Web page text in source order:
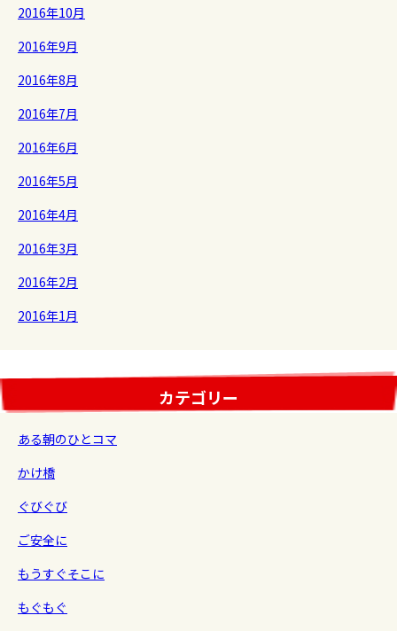
2016年10月
2016年9月
2016年8月
2016年7月
2016年6月
2016年5月
2016年4月
2016年3月
2016年2月
2016年1月
カテゴリー
ある朝のひとコマ
かけ橋
ぐびぐび
ご安全に
もうすぐそこに
もぐもぐ